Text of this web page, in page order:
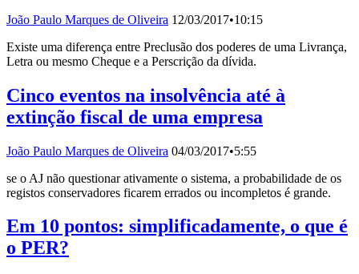
João Paulo Marques de Oliveira 12/03/2017•10:15
Existe uma diferença entre Preclusão dos poderes de uma Livrança,
Letra ou mesmo Cheque e a Perscrição da dívida.
Cinco eventos na insolvência até à
extinção fiscal de uma empresa
João Paulo Marques de Oliveira 04/03/2017•5:55
se o AJ não questionar ativamente o sistema, a probabilidade de os
registos conservadores ficarem errados ou incompletos é grande.
Em 10 pontos: simplificadamente, o que é
o PER?